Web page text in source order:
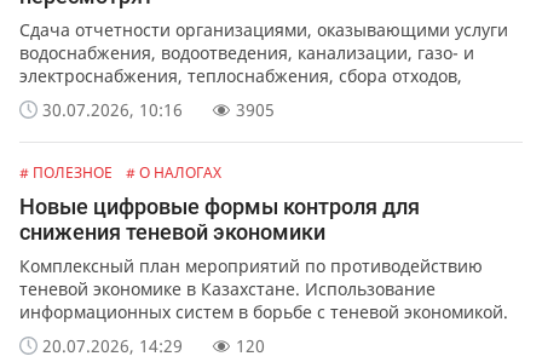
Сдача отчетности организациями, оказывающими услуги
водоснабжения, водоотведения, канализации, газо- и
электроснабжения, теплоснабжения, сбора отходов,
обслуживания лифтов и перевозок.
30.07.2026, 10:16 3905
# ПОЛЕЗНОЕ # О НАЛОГАХ
Новые цифровые формы контроля для
снижения теневой экономики
Комплексный план мероприятий по противодействию
теневой экономике в Казахстане. Использование
информационных систем в борьбе с теневой экономикой.
20.07.2026, 14:29
120